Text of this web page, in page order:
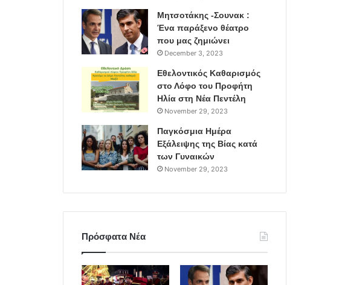
Μητσοτάκης -Σουνακ :
Ένα παράξενο θέατρο
που μας ζημιώνει
December 3, 2023
Εθελοντικός Καθαρισμός
στο Λόφο του Προφήτη
Ηλία στη Νέα Πεντέλη
November 29, 2023
Παγκόσμια Ημέρα
Εξάλειψης της Βίας κατά
των Γυναικών
November 29, 2023
Πρόσφατα Νέα